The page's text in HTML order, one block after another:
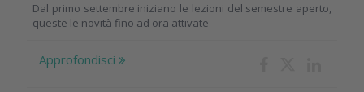
Dal primo settembre iniziano le lezioni del semestre aperto,
queste le novità fino ad ora attivate
Approfondisci